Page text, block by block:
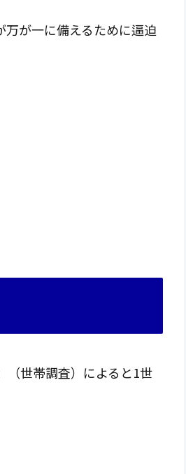
が一に備えるために逼迫
（世帯調査）によると1世